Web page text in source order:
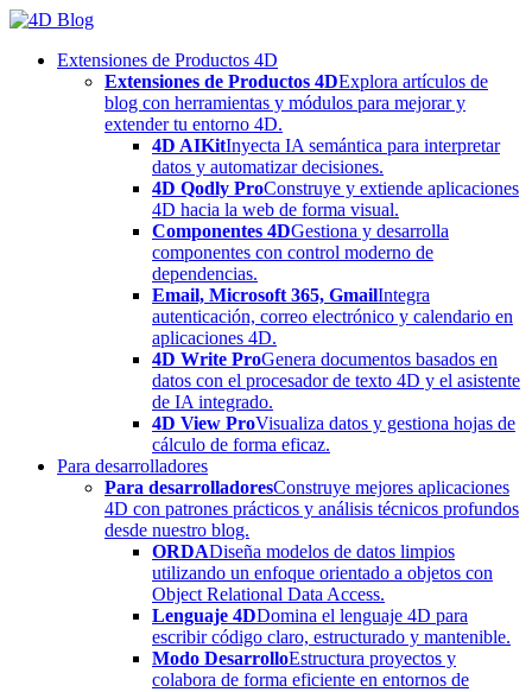
Skip
contentExtensiones de Productos 4D
Extensiones de Productos 4DExplora artículos de
blog con herramientas y módulos para mejorar y
extender tu entorno 4D.
4D AIKitInyecta IA semántica para interpretar
datos y automatizar decisiones.
4D Qodly ProConstruye y extiende aplicaciones
4D hacia la web de forma visual.
Componentes 4DGestiona y desarrolla
componentes con control moderno de
dependencias.
Email, Microsoft 365, GmailIntegra
autenticación, correo electrónico y calendario en
aplicaciones 4D.
4D Write ProGenera documentos basados en
datos con el procesador de texto 4D y el asistente
de IA integrado.
4D View ProVisualiza datos y gestiona hojas de
cálculo de forma eficaz.
Para desarrolladores
Para desarrolladoresConstruye mejores aplicaciones
4D con patrones prácticos y análisis técnicos profundos
desde nuestro blog.
ORDADiseña modelos de datos limpios
utilizando un enfoque orientado a objetos con
Object Relational Data Access.
Lenguaje 4DDomina el lenguaje 4D para
escribir código claro, estructurado y mantenible.
Modo DesarrolloEstructura proyectos y
colabora de forma eficiente en entornos de